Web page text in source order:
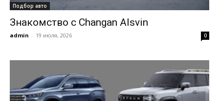
Подбор авто
Знакомство с Changan Alsvin
admin - 19 июля, 2026 0